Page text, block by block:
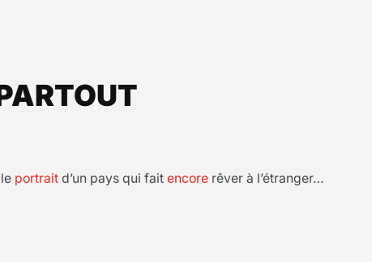
portrait d’un pays qui fait encore rêver à l’étranger…